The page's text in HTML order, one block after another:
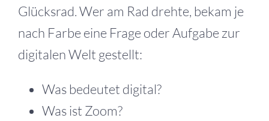
Glücksrad. Wer am Rad drehte, bekam je
nach Farbe eine Frage oder Aufgabe zur
digitalen Welt gestellt:
Was bedeutet digital?
Was ist Zoom?